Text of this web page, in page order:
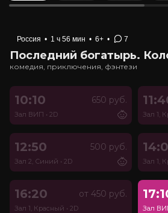
Россия • 1 ч 56 мин • 6+ • 7
Последний богатырь.
комедия, приключения, фэнтези
10:10 650 руб.
Зал ВИП • 2D Зал 1,
12:50 500 руб.
Зал 2, Синий • 2D Зал 1,
16:20 от 450 руб.
Зал 1, Красный • 2D Зал